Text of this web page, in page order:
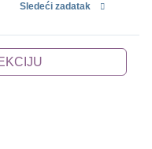
Sledeći zadatak